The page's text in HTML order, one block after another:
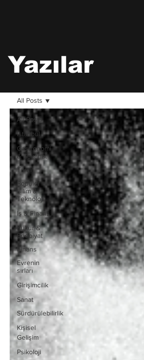
Yazılar
All Posts
İstanbul
Gastronomi
& Seyahat
Tarih
Popüler
Bilim &
Teknoloji
İş & Finans
Kültür &
Edebiyat
Finans
Evrenin
sırları
Girişimcilik
Sanat
Sürdürülebilirlik
Kişisel
Gelişim
Psikoloji
All Posts